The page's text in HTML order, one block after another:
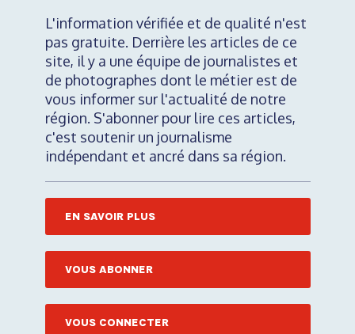
L'information vérifiée et de qualité n'est
pas gratuite. Derrière les articles de ce
site, il y a une équipe de journalistes et
de photographes dont le métier est de
vous informer sur l'actualité de notre
région. S'abonner pour lire ces articles,
c'est soutenir un journalisme
indépendant et ancré dans sa région.
EN SAVOIR PLUS
VOUS ABONNER
VOUS CONNECTER